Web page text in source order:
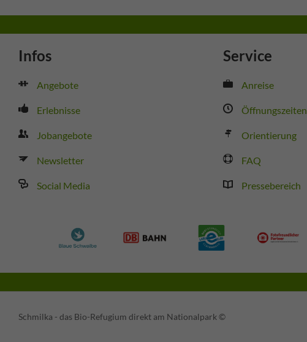
Infos
Angebote
Erlebnisse
Jobangebote
Newsletter
Social Media
Service
Anreise
Öffnungszeiten
Orientierung
FAQ
Pressebereich
Schmilka - das Bio-Refugium direkt am Nationalpark ©